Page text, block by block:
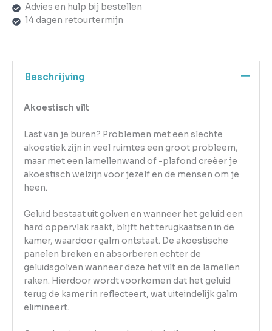
Advies en hulp bij bestellen
14 dagen retourtermijn
Beschrijving
Akoestisch vilt
Last van je buren? Problemen met een slechte
akoestiek zijn in veel ruimtes een groot probleem,
maar met een lamellenwand of -plafond creëer je
akoestisch welzijn voor jezelf en de mensen om je
heen.
Geluid bestaat uit golven en wanneer het geluid een
hard oppervlak raakt, blijft het terugkaatsen in de
kamer, waardoor galm ontstaat. De akoestische
panelen breken en absorberen echter de
geluidsgolven wanneer deze het vilt en de lamellen
raken. Hierdoor wordt voorkomen dat het geluid
terug de kamer in reflecteert, wat uiteindelijk galm
elimineert.